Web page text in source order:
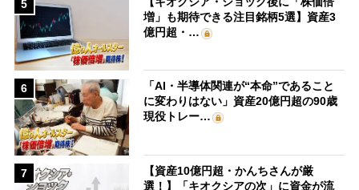
5
増」も期待できる注目銘柄5選】資産3
億円超・…
6
「AI・半導体関連が“本命”であること
に変わりはない」資産20億円超の90歳
現役トレー…
7
【資産10億円超・かんちさんが厳
選！】「キオクシアの次」に資金が流